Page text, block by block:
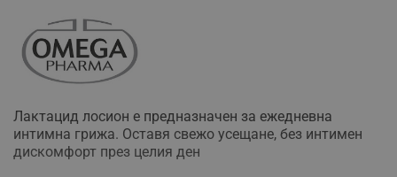
Лактацид лосион е предназначен за ежедневна
интимна грижа. Оставя свежо усещане, без интимен
дискомфорт през целия ден